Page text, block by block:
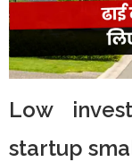
Low
startup